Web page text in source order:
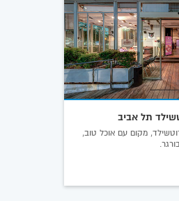
תל אביב
מקום עם אוכל טוב,